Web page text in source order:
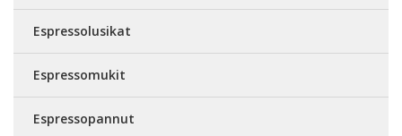
Espressolusikat
Espressomukit
Espressopannut